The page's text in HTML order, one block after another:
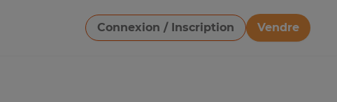
Connexion / Inscription
Vendre
Télécharger une image